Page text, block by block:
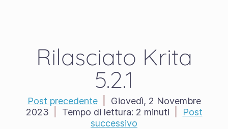
Rilasciato Krita
5.2.1
Post precedente
Giovedì, 2 Novembre
2023
Tempo di lettura: 2 minuti
Post
successivo